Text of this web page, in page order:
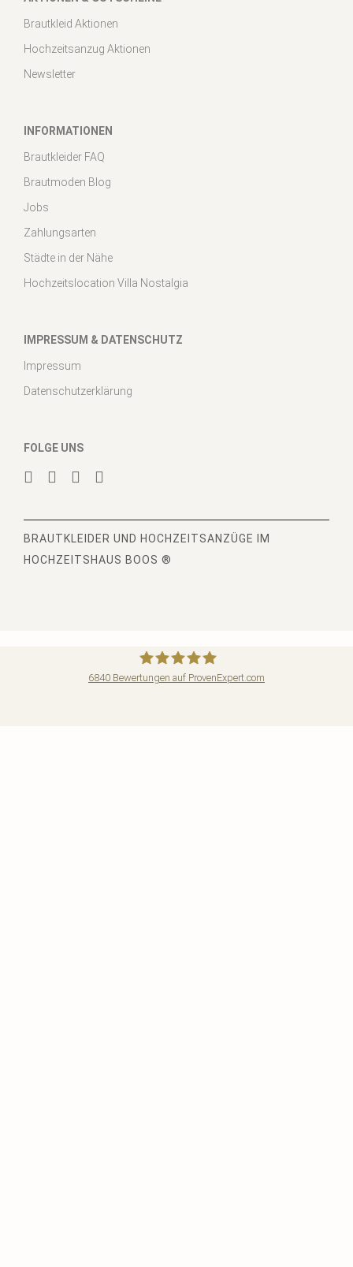
Brautkleid Aktionen
Hochzeitsanzug Aktionen
Newsletter
INFORMATIONEN
Brautkleider FAQ
Brautmoden Blog
Jobs
Zahlungsarten
Städte in der Nähe
Hochzeitslocation Villa Nostalgia
IMPRESSUM & DATENSCHUTZ
Impressum
Datenschutzerklärung
FOLGE UNS
BRAUTKLEIDER UND HOCHZEITSANZÜGE IM
HOCHZEITSHAUS BOOS ®
6840 Bewertungen auf ProvenExpert.com